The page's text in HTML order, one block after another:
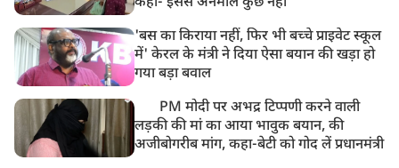
'बस का किराया नहीं, फिर भी बच्चे प्राइवेट स्कूल
में' केरल के मंत्री ने दिया ऐसा बयान की खड़ा हो
गया बड़ा बवाल
PM मोदी पर अभद्र टिप्पणी करने वाली
लड़की की मां का आया भावुक बयान, की
अजीबोगरीब मांग, कहा-बेटी को गोद लें प्रधानमंत्री